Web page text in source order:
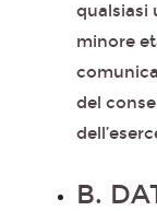
qualsiasi
minore
del
B.